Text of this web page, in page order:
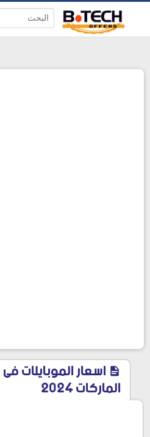
-->
اسعار الموبايلات
الماركات 2024